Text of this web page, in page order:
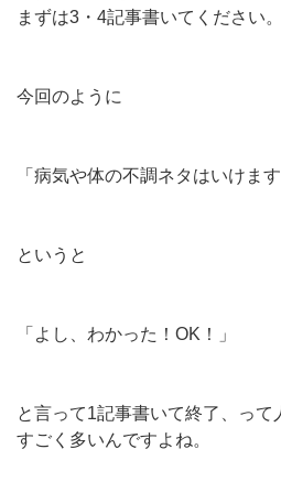
まずは3・4記事書いてください。
今回のように
「病気や体の不調ネタはいけます
というと
「よし、わかった！OK！」
と言って1記事書いて終了、っ
すごく多いんですよね。